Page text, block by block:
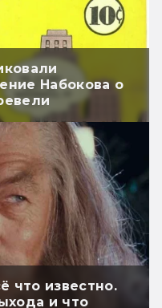
Набокова о
что известно.
и что